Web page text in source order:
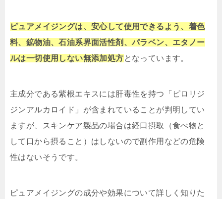
ピュアメイジングは、安心して使用できるよう、着色
料、鉱物油、石油系界面活性剤、パラベン、エタノー
ルは一切使用しない無添加処方となっています。
主成分である紫根エキスには肝毒性を持つ「ピロリジ
ジンアルカロイド」が含まれていることが判明してい
ますが、スキンケア製品の場合は経口摂取（食べ物と
して口から摂ること）はしないので副作用などの危険
性はないそうです。
ピュアメイジングの成分や効果について詳しく知りた